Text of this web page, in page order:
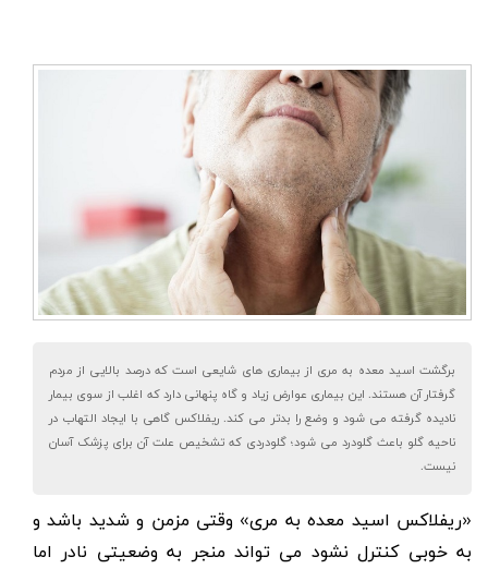
برگشت اسید معده به مری از بیماری های شایعی است که درصد بالایی از مردم
گرفتار آن هستند. این بیماری عوارض زیاد و گاه پنهانی دارد که اغلب از سوی بیمار
نادیده گرفته می شود و وضع را بدتر می کند. ریفلاکس گاهی با ایجاد التهاب در
ناحیه گلو باعث گلودرد می شود؛ گلودردی که تشخیص علت آن برای پزشک آسان
نیست.
«ریفلاکس اسید معده به مری» وقتی مزمن و شدید باشد و
به خوبی کنترل نشود می تواند منجر به وضعیتی نادر اما